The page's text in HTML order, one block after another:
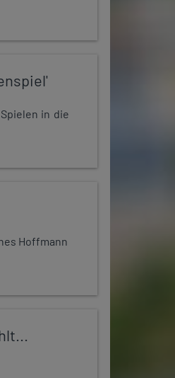
in die
Hoffmann